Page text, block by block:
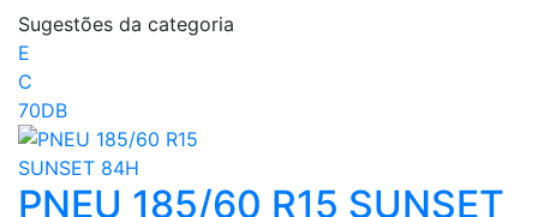
Sugestões da categoria
E
C
70DB
PNEU 185/60 R15 SUNSET